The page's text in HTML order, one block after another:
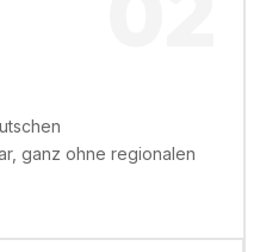
ganz ohne regionalen